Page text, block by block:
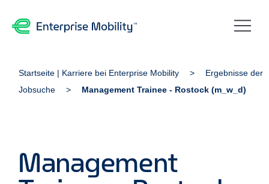
Startseite | Karriere bei Enterprise Mobility
Ergebnisse der
Jobsuche
Management Trainee - Rostock (m_w_d)
Management